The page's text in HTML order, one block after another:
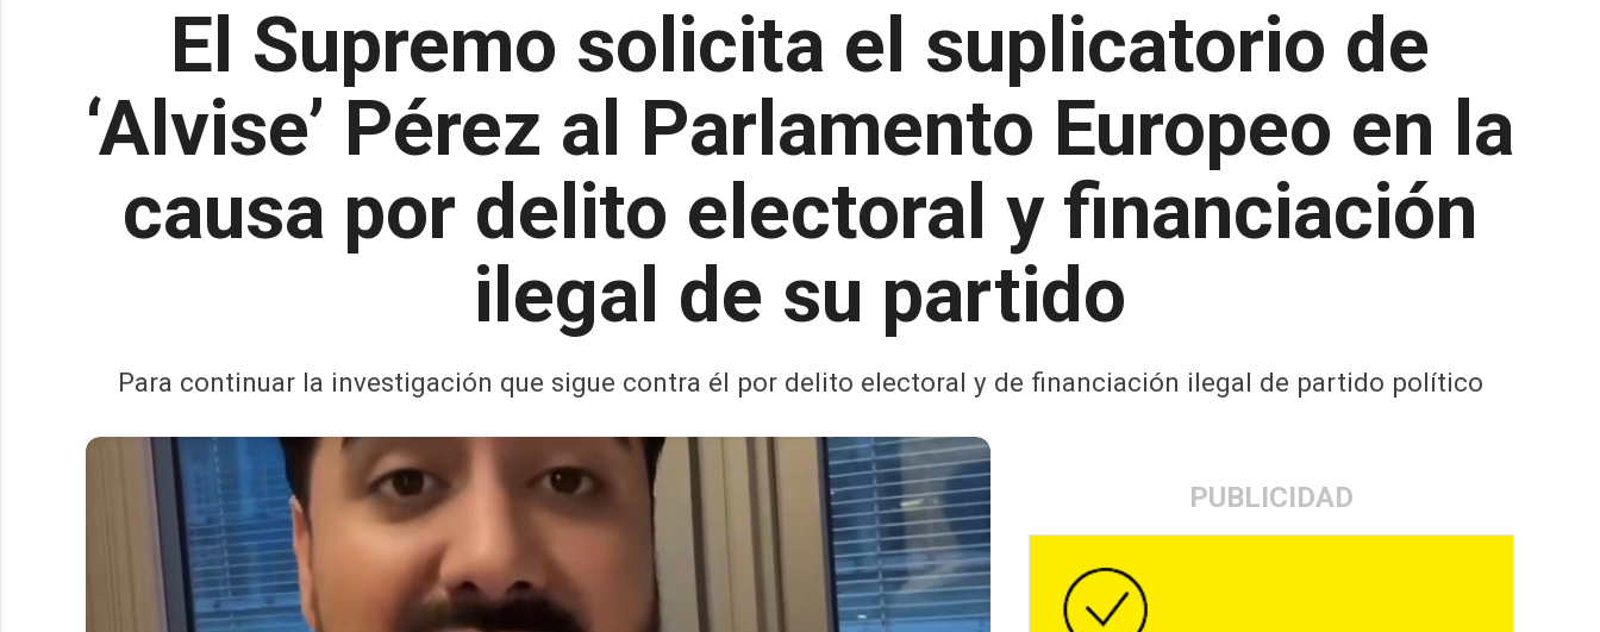
El Supremo solicita el suplicatorio de
‘Alvise’ Pérez al Parlamento Europeo en la
causa por delito electoral y financiación
ilegal de su partido
Para continuar la investigación que sigue contra él por delito electoral y de financiación ilegal de partido político
PUBLICIDAD